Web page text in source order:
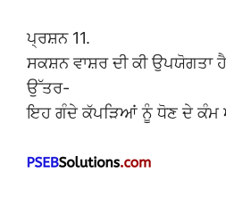
ਪ੍ਰਸ਼ਨ 11.
ਸਕਸ਼ਨ ਵਾਸ਼ਰ ਦੀ ਕੀ ਉਪਯੋਗਤਾ
ਉੱਤਰ-
ਇਹ ਗੰਦੇ ਕੱਪੜਿਆਂ ਨੂੰ ਧੋਣ ਦੇ ਕੰਮ